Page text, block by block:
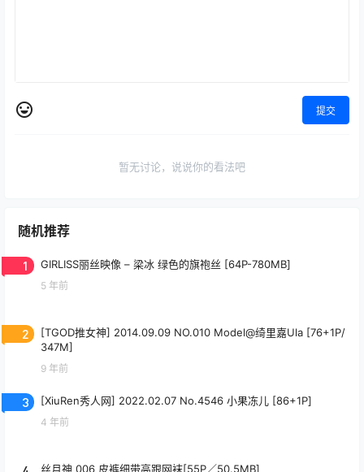
提交
暂无讨论，说说你的看法吧
随机推荐
1 GIRLISS丽丝映像 – 梁冰 绿色的旗袍丝 [64P-780MB]
5 年前
2
[TGOD推女神] 2014.09.09 NO.010 Model@绮里嘉Ula [76+1P/
347M]
9 年前
3 [XiuRen秀人网] 2022.02.07 No.4546 小果冻儿 [86+1P]
4 年前
丝月神 006 皮裤细带高跟网袜[55P／50.5MB]